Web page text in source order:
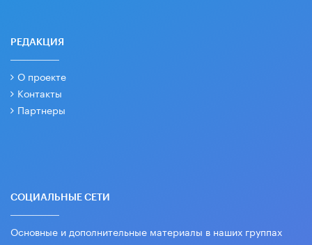
РЕДАКЦИЯ
О проекте
Контакты
Партнеры
СОЦИАЛЬНЫЕ СЕТИ
Основные и дополнительные материалы в наших группах